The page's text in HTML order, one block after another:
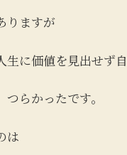
りますが
に価値を見出せず
らかったです。
は